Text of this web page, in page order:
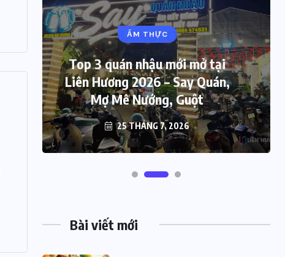
ẨM THỰC
Top 3 quán nhậu mới mở tại
Liên Hương 2026 – Say Quán,
Mợ Mê Nướng, Guột
25 THÁNG 7, 2026
Bài viết mới